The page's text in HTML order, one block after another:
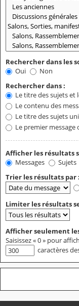
Rechercher dans les
Oui
Non
Rechercher dans :
Le titre des sujets et
Le contenu des
Le titre des sujets
Le premier
Afficher les résultats
Messages
Sujets
Trier les résultats par :
Limiter les résultats
Afficher seulement
Saisissez « 0 » pour
caractères